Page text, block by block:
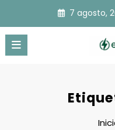
contenido
7 agosto,